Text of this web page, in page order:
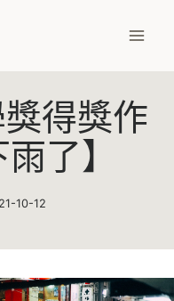
得獎作
了】
10-12